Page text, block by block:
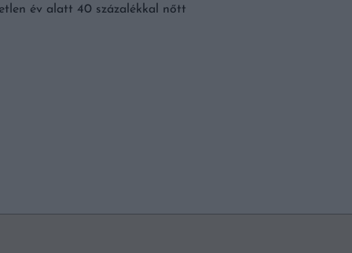
év alatt 40 százalékkal nőtt